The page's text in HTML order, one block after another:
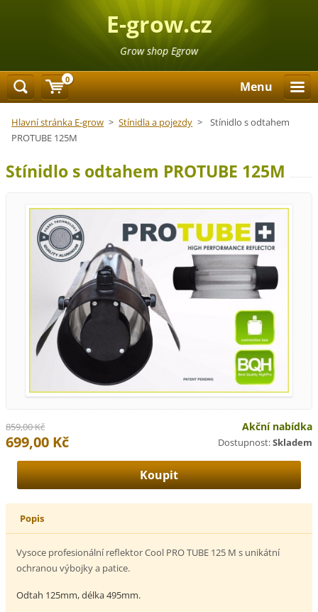
E-grow.cz
Grow shop Egrow
Menu
Hlavní stránka E-grow > Stínidla a pojezdy >
Stínidlo s odtahem
PROTUBE 125M
Stínidlo s odtahem PROTUBE 125M
Akční nabídka
Dostupnost:Skladem
859,00 Kč
699,00 Kč
Popis
Vysoce profesionální reflektor Cool PRO TUBE 125 M s unikátní
ochranou výbojky a patice.
Odtah 125mm, délka 495mm.
0